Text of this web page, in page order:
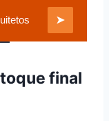
➤
final